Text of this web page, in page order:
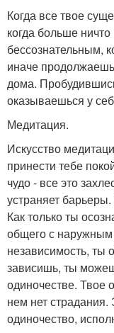
Когда все твое
когда больше
бессознательным,
иначе
дома.
оказываешься у
Медитация.
Искусство
принести тебе
чудо - все это
устраняет
Как только ты
общего с
независимость, ты
зависишь, ты
одиночестве. Твое
нем нет
одиночество,